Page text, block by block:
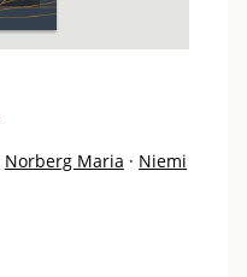
Norberg Maria · Niemi